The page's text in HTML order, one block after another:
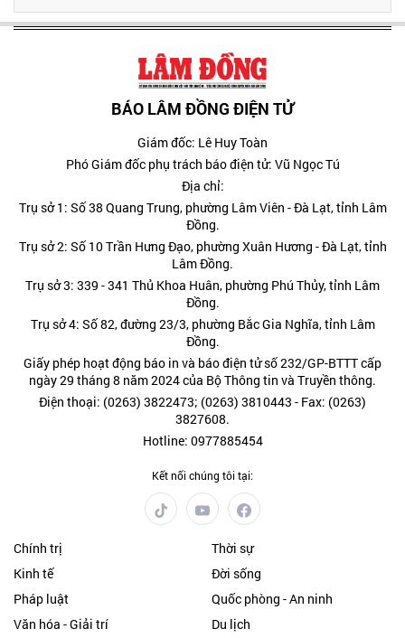
BÁO LÂM ĐỒNG ĐIỆN TỬ
Giám đốc: Lê Huy Toàn
Phó Giám đốc phụ trách báo điện tử: Vũ Ngọc Tú
Địa chỉ:
Trụ sở 1: Số 38 Quang Trung, phường Lâm Viên - Đà Lạt, tỉnh Lâm
Đồng.
Trụ sở 2: Số 10 Trần Hưng Đạo, phường Xuân Hương - Đà Lạt, tỉnh
Lâm Đồng.
Trụ sở 3: 339 - 341 Thủ Khoa Huân, phường Phú Thủy, tỉnh Lâm
Đồng.
Trụ sở 4: Số 82, đường 23/3, phường Bắc Gia Nghĩa, tỉnh Lâm
Đồng.
Giấy phép hoạt động báo in và báo điện tử số 232/GP-BTTT cấp
ngày 29 tháng 8 năm 2024 của Bộ Thông tin và Truyền thông.
Điện thoại: (0263) 3822473; (0263) 3810443 - Fax: (0263)
3827608.
Hotline: 0977885454
Kết nối chúng tôi tại:
Chính trị
Thời sự
Kinh tế
Đời sống
Pháp luật
Quốc phòng - An ninh
Văn hóa - Giải trí
Du lịch